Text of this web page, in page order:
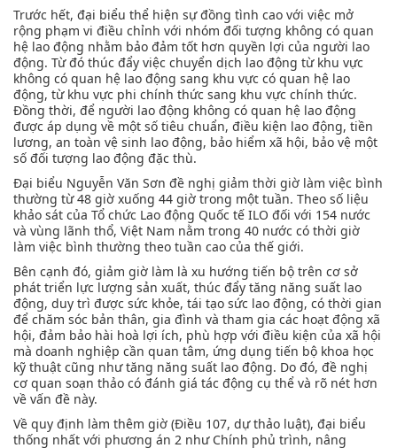
Trước hết, đại biểu thể hiện sự đồng tình cao với việc mở
rộng phạm vi điều chỉnh với nhóm đối tượng không có quan
hệ lao động nhằm bảo đảm tốt hơn quyền lợi của người lao
động. Từ đó thúc đẩy việc chuyển dịch lao động từ khu vực
không có quan hệ lao động sang khu vực có quan hệ lao
động, từ khu vực phi chính thức sang khu vực chính thức.
Đồng thời, để người lao động không có quan hệ lao động
được áp dụng về một số tiêu chuẩn, điều kiện lao động, tiền
lương, an toàn vệ sinh lao động, bảo hiểm xã hội, bảo vệ một
số đối tượng lao động đặc thù.
Đại biểu Nguyễn Văn Sơn đề nghị giảm thời giờ làm việc bình
thường từ 48 giờ xuống 44 giờ trong một tuần. Theo số liệu
khảo sát của Tổ chức Lao động Quốc tế ILO đối với 154 nước
và vùng lãnh thổ, Việt Nam nằm trong 40 nước có thời giờ
làm việc bình thường theo tuần cao của thế giới.
Bên cạnh đó, giảm giờ làm là xu hướng tiến bộ trên cơ sở
phát triển lực lượng sản xuất, thúc đẩy tăng năng suất lao
động, duy trì được sức khỏe, tái tạo sức lao động, có thời gian
để chăm sóc bản thân, gia đình và tham gia các hoạt động xã
hội, đảm bảo hài hoà lợi ích, phù hợp với điều kiện của xã hội
mà doanh nghiệp cần quan tâm, ứng dụng tiến bộ khoa học
kỹ thuật cũng như tăng năng suất lao động. Do đó, đề nghị
cơ quan soạn thảo có đánh giá tác động cụ thể và rõ nét hơn
về vấn đề này.
Về quy định làm thêm giờ (Điều 107, dự thảo luật), đại biểu
thống nhất với phương án 2 như Chính phủ trình, nâng